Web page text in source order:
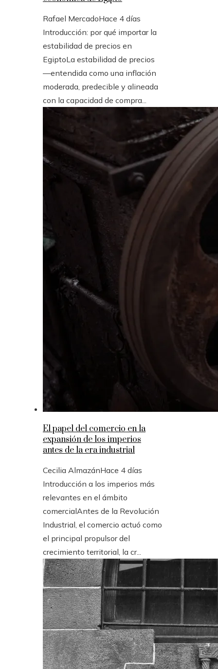
Rafael MercadoHace 4 días
Introducción: por qué importar la
estabilidad de precios en
EgiptoLa estabilidad de precios
—entendida como una inflación
moderada, predecible y alineada
con la capacidad de compra...
El papel del comercio en la
expansión de los imperios
antes de la era industrial
Cecilia AlmazánHace 4 días
Introducción a los imperios más
relevantes en el ámbito
comercialAntes de la Revolución
Industrial, el comercio actuó como
el principal propulsor del
crecimiento territorial, la cr...